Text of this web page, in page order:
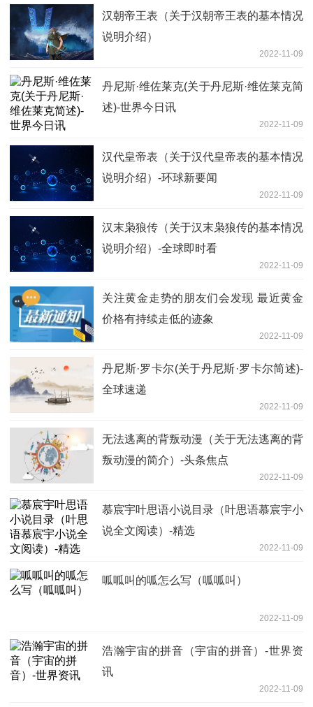
汉朝帝王表（关于汉朝帝王表的基本情况
说明介绍）
2022-11-09
丹尼斯·维佐莱克(关于丹尼斯·维佐莱克简
述)-世界今日讯
2022-11-09
汉代皇帝表（关于汉代皇帝表的基本情况
说明介绍）-环球新要闻
2022-11-09
汉末枭狼传（关于汉末枭狼传的基本情况
说明介绍）-全球即时看
2022-11-09
关注黄金走势的朋友们会发现 最近黄金
价格有持续走低的迹象
2022-11-09
丹尼斯·罗卡尔(关于丹尼斯·罗卡尔简述)-
全球速递
2022-11-09
无法逃离的背叛动漫（关于无法逃离的背
叛动漫的简介）-头条焦点
2022-11-09
慕宸宇叶思语小说目录（叶思语慕宸宇小
说全文阅读）-精选
2022-11-09
呱呱叫的呱怎么写（呱呱叫）
2022-11-09
浩瀚宇宙的拼音（宇宙的拼音）-世界资
讯
2022-11-09